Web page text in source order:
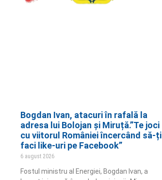
Bogdan Ivan, atacuri în rafală la
adresa lui Bolojan și Miruță.”Te joci
cu viitorul României încercând să-ți
faci like-uri pe Facebook”
6 august 2026
Fostul ministru al Energiei, Bogdan Ivan, a